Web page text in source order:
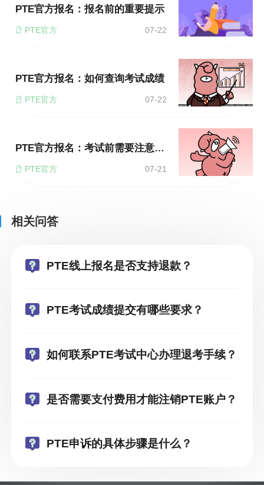
PTE官方报名：报名前的重要提示
PTE官方 07-22
PTE官方报名：如何查询考试成绩
PTE官方 07-22
PTE官方报名：考试前需要注意哪些东西？
PTE官方 07-21
相关问答
PTE线上报名是否支持退款？
PTE考试成绩提交有哪些要求？
如何联系PTE考试中心办理退考手续？
是否需要支付费用才能注销PTE账户？
PTE申诉的具体步骤是什么？